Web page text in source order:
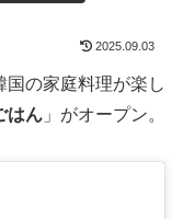
2025.09.03
の家庭料理が楽し
はん 」がオープン。